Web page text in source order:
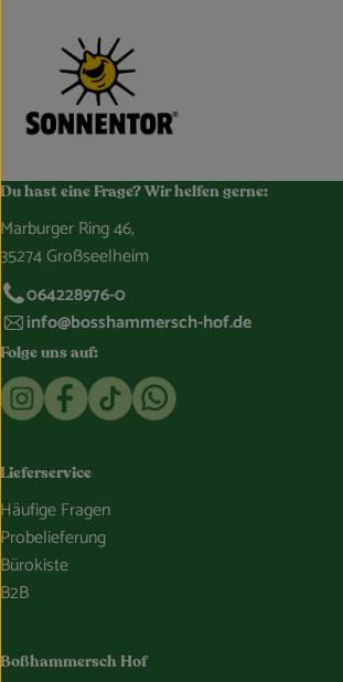
Du hast eine Frage? Wir helfen gerne:
Marburger Ring 46,
35274 Großseelheim
064228976-0
info@bosshammersch-hof.de
Folge uns auf:
Externer Link zu https://
Externer Link zu https://
Externer Link zu https://
Externer Link zu
Lieferservice
Häufige Fragen
Probelieferung
Bürokiste
B2B
Boßhammersch Hof